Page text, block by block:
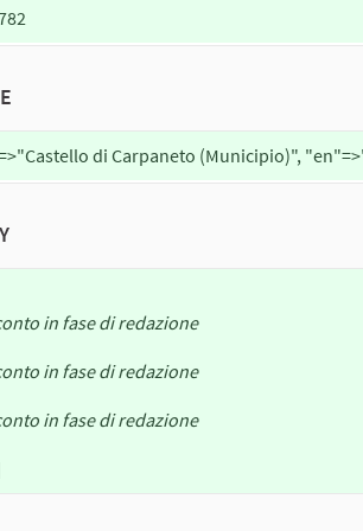
di Carpaneto (Municipio)",
in fase di redazione
in fase di redazione
in fase di redazione